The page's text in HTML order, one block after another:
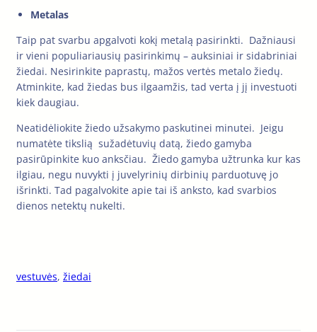
Metalas
Taip pat svarbu apgalvoti kokį metalą pasirinkti. Dažniausi
ir vieni populiariausių pasirinkimų – auksiniai ir sidabriniai
žiedai. Nesirinkite paprastų, mažos vertės metalo žiedų.
Atminkite, kad žiedas bus ilgaamžis, tad verta į jį investuoti
kiek daugiau.
Neatidėliokite žiedo užsakymo paskutinei minutei. Jeigu
numatėte tikslią sužadėtuvių datą, žiedo gamyba
pasirūpinkite kuo anksčiau. Žiedo gamyba užtrunka kur kas
ilgiau, negu nuvykti į juvelyrinių dirbinių parduotuvę jo
išrinkti. Tad pagalvokite apie tai iš anksto, kad svarbios
dienos netektų nukelti.
vestuvės, žiedai